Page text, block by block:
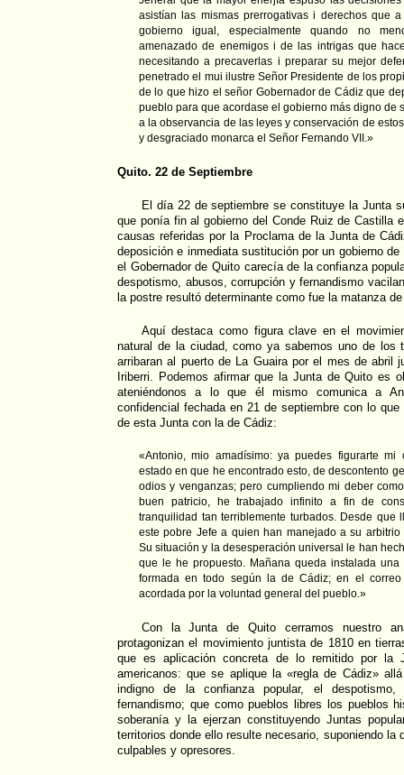
asistían las mismas prerrogativas i derechos que
gobierno igual, especialmente quando no
amenazado de enemigos i de las intrigas que
necesitando a precaverlas i preparar su mejor
penetrado el mui ilustre Señor Presidente de los
de lo que hizo el señor Gobernador de Cádiz que
pueblo para que acordase el gobierno más digno de
a la observancia de las leyes y conservación de
y desgraciado monarca el Señor Fernando VII.»
Quito. 22 de Septiembre
El día 22 de septiembre se constituye la Junta
que ponía fin al gobierno del Conde Ruiz de Castilla
causas referidas por la Proclama de la Junta de
deposición e inmediata sustitución por un gobierno
el Gobernador de Quito carecía de la confianza
despotismo, abusos, corrupción y fernandismo
la postre resultó determinante como fue la matanza
Aquí destaca como figura clave en el
natural de la ciudad, como ya sabemos uno de los
arribaran al puerto de La Guaira por el mes de abril
Iriberri. Podemos afirmar que la Junta de Quito es
ateniéndonos a lo que él mismo comunica a
confidencial fechada en 21 de septiembre con lo
de esta Junta con la de Cádiz:
«Antonio, mio amadísimo: ya puedes figurarte
estado en que he encontrado esto, de descontento
odios y venganzas; pero cumpliendo mi deber
buen patricio, he trabajado infinito a fin de
tranquilidad tan terriblemente turbados. Desde que
este pobre Jefe a quien han manejado a su arbitrio
Su situación y la desesperación universal le han
que le he propuesto. Mañana queda instalada
formada en todo según la de Cádiz; en el
acordada por la voluntad general del pueblo.»
Con la Junta de Quito cerramos nuestro
protagonizan el movimiento juntista de 1810 en
que es aplicación concreta de lo remitido por la
americanos: que se aplique la «regla de Cádiz»
indigno de la confianza popular, el
fernandismo; que como pueblos libres los pueblos
soberanía y la ejerzan constituyendo Juntas
territorios donde ello resulte necesario, suponiendo la
culpables y opresores.